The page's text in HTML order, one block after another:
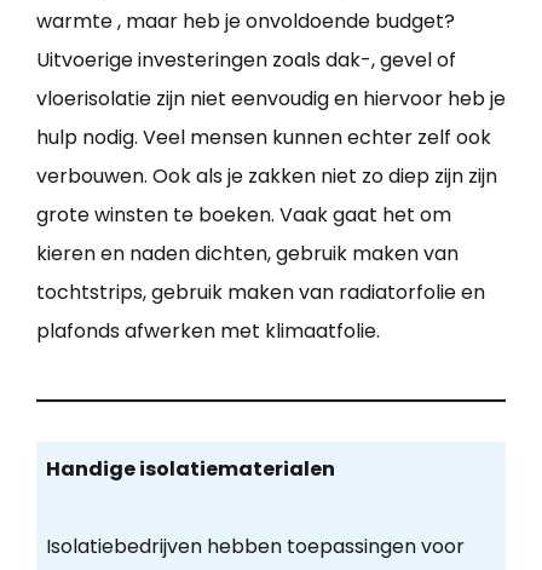
warmte , maar heb je onvoldoende budget?
Uitvoerige investeringen zoals dak-, gevel of
vloerisolatie zijn niet eenvoudig en hiervoor heb je
hulp nodig. Veel mensen kunnen echter zelf ook
verbouwen. Ook als je zakken niet zo diep zijn zijn
grote winsten te boeken. Vaak gaat het om
kieren en naden dichten, gebruik maken van
tochtstrips, gebruik maken van radiatorfolie en
plafonds afwerken met klimaatfolie.
Handige isolatiematerialen
Isolatiebedrijven hebben toepassingen voor